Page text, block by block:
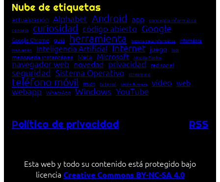
Nube de etiquetas
actualización Alphabet Android app concepto informático
consejo
curiosidad código abierto Google
Google Chrome guía herramienta historia de la Informática Informática
innovación Inteligencia Artificial Internet juego lista
mensajería instantánea Meta Microsoft Mozilla Firefox
navegador web novedad privacidad red social
seguridad Sistema Operativo streaming
teléfono móvil truco tutorial Unión Europea vídeo web
webapp WhatsApp Windows YouTube
Política de privacidad RSS
Esta web y todo su contenido está protegido bajo
licencia Creative Commons BY-NC-SA 4.0